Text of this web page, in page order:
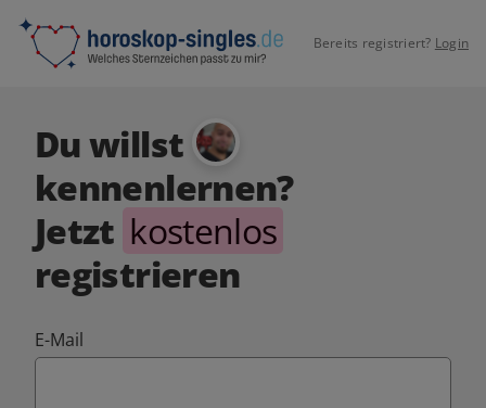
Bereits registriert? Login
Du willst
kennenlernen?
Jetzt kostenlos
registrieren
E-Mail